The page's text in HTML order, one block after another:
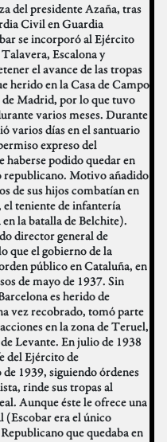
del presidente Azaña, tras
Civil en Guardia
se incorporó al Ejército
Escalona y
el avance de las tropas
herido en la Casa de Campo
Madrid, por lo que tuvo
varios meses. Durante
varios días en el santuario
expreso del
haberse podido quedar en
Motivo añadido
de sus hijos combatían en
teniente de infantería
la batalla de Belchite).
director general de
que el gobierno de la
público en Cataluña, en
de mayo de 1937. Sin
es herido de
vez recobrado, tomó parte
en la zona de Teruel,
Levante. En julio de 1938
del Ejército de
1939, siguiendo órdenes
rinde sus tropas al
Aunque éste le ofrece una
(Escobar era el único
que quedaba en